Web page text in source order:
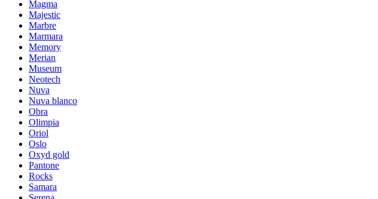
Magma
Majestic
Marbre
Marmara
Memory
Merian
Museum
Neotech
Nuva
Nuva blanco
Obra
Olimpia
Oriol
Oslo
Oxyd gold
Pantone
Rocks
Samara